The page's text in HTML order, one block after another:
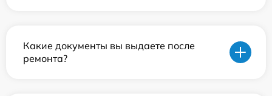
Какие документы вы выдаете после
ремонта?